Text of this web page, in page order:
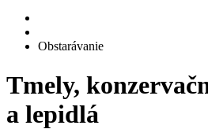
Obstarávanie
Tmely,
a lepidlá